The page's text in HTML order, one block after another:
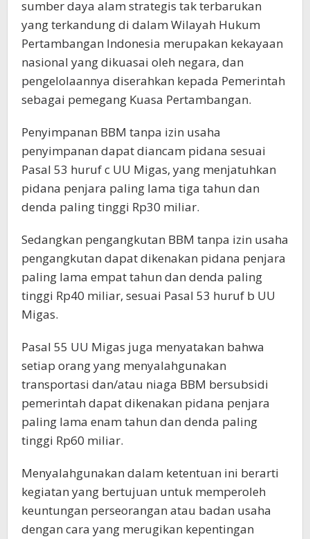
sumber daya alam strategis tak terbarukan
yang terkandung di dalam Wilayah Hukum
Pertambangan Indonesia merupakan kekayaan
nasional yang dikuasai oleh negara, dan
pengelolaannya diserahkan kepada Pemerintah
sebagai pemegang Kuasa Pertambangan.
Penyimpanan BBM tanpa izin usaha
penyimpanan dapat diancam pidana sesuai
Pasal 53 huruf c UU Migas, yang menjatuhkan
pidana penjara paling lama tiga tahun dan
denda paling tinggi Rp30 miliar.
Sedangkan pengangkutan BBM tanpa izin usaha
pengangkutan dapat dikenakan pidana penjara
paling lama empat tahun dan denda paling
tinggi Rp40 miliar, sesuai Pasal 53 huruf b UU
Migas.
Pasal 55 UU Migas juga menyatakan bahwa
setiap orang yang menyalahgunakan
transportasi dan/atau niaga BBM bersubsidi
pemerintah dapat dikenakan pidana penjara
paling lama enam tahun dan denda paling
tinggi Rp60 miliar.
Menyalahgunakan dalam ketentuan ini berarti
kegiatan yang bertujuan untuk memperoleh
keuntungan perseorangan atau badan usaha
dengan cara yang merugikan kepentingan